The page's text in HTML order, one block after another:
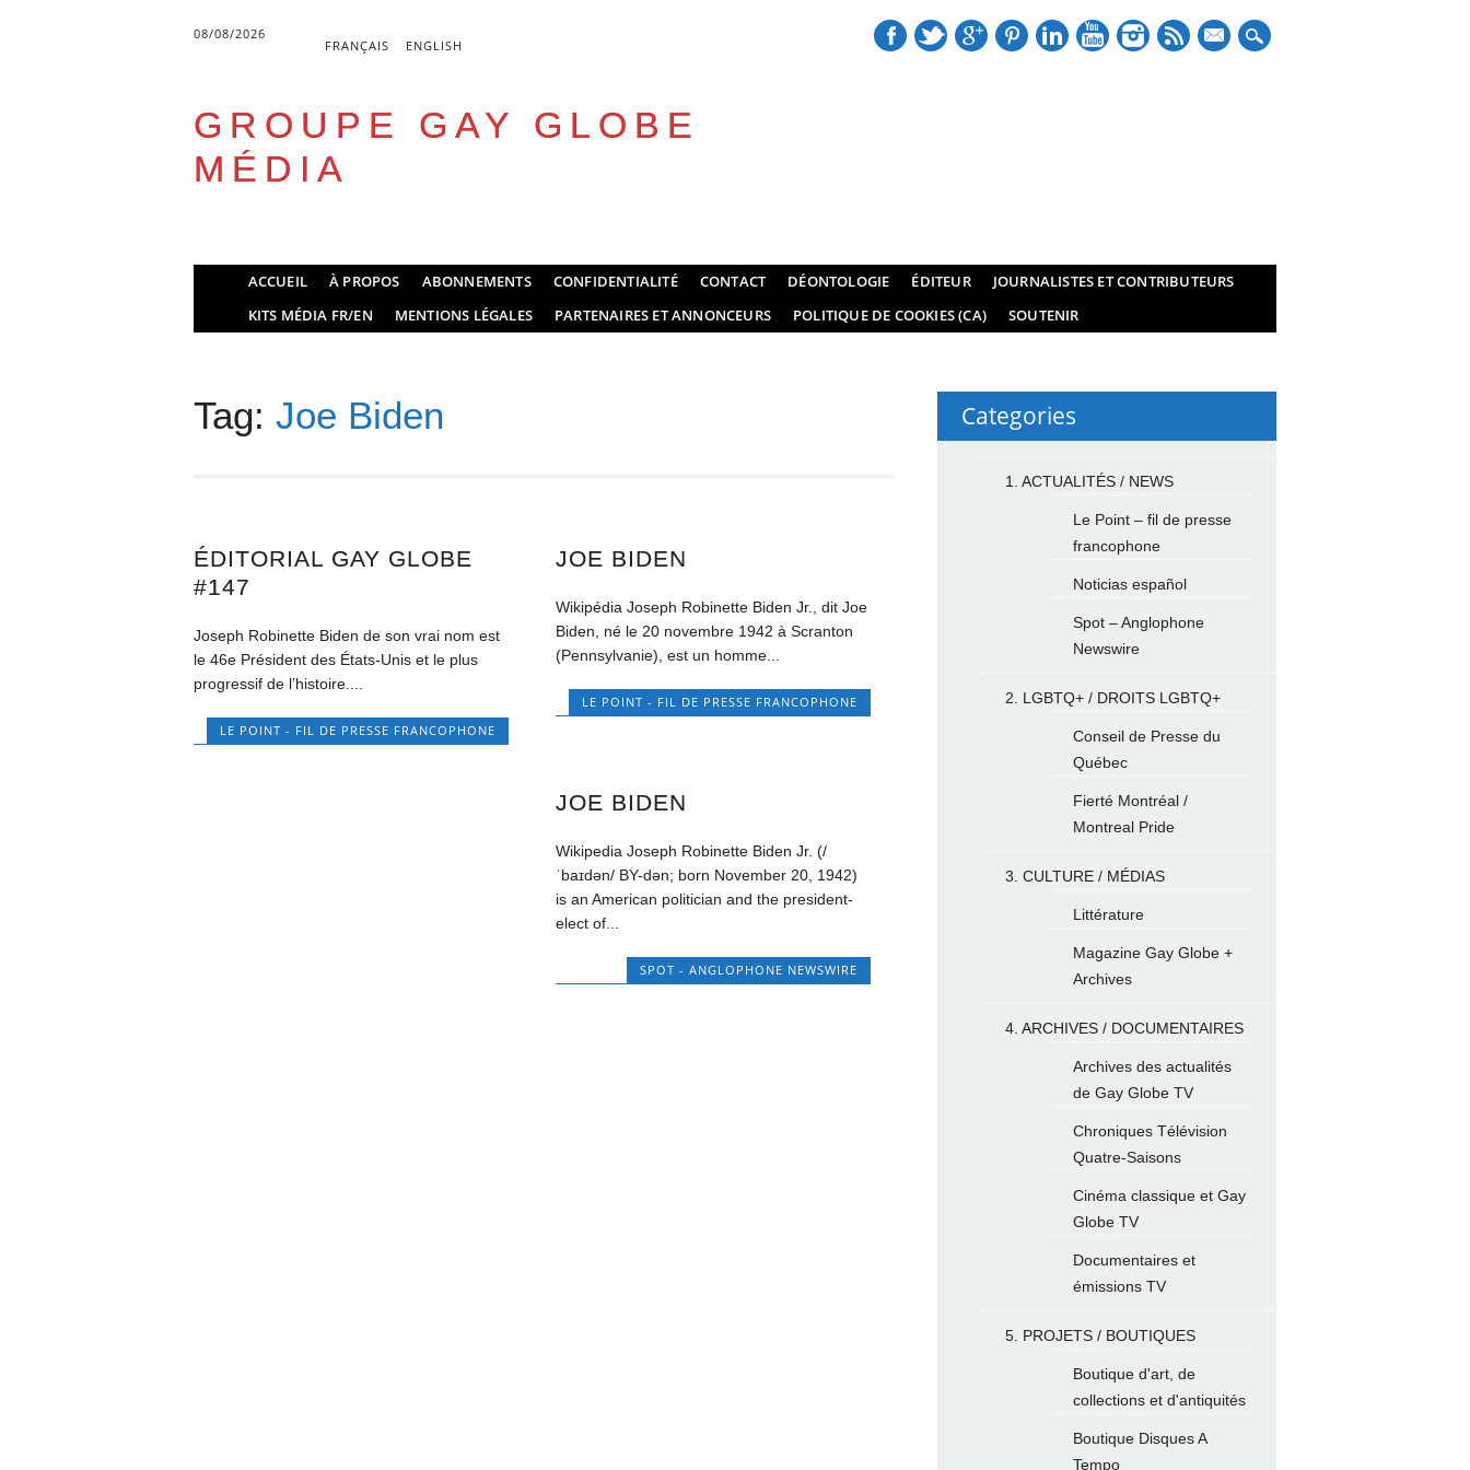
08/08/2026
FRANÇAIS ENGLISH
mail
GROUPE GAY GLOBE
MÉDIA
Main menu
ACCUEIL À PROPOS ABONNEMENTS CONFIDENTIALITÉ CONTACT DÉONTOLOGIE ÉDITEUR
JOURNALISTES ET CONTRIBUTEURS
KITS MÉDIA FR/EN
MENTIONS LÉGALES PARTENAIRES ET ANNONCEURS POLITIQUE DE COOKIES (CA) SOUTENIR
Tag: Joe Biden
ÉDITORIAL GAY GLOBE
#147
Joseph Robinette Biden de son vrai nom est
le 46e Président des États-Unis et le plus
progressif de l’histoire....
LE POINT - FIL DE PRESSE FRANCOPHONE
JOE BIDEN
Wikipédia Joseph Robinette Biden Jr., dit Joe
Biden, né le 20 novembre 1942 à Scranton
(Pennsylvanie), est un homme...
LE POINT - FIL DE PRESSE FRANCOPHONE
JOE BIDEN
Wikipedia Joseph Robinette Biden Jr. (/
ˈbaɪdən/ BY-dən; born November 20, 1942)
is an American politician and the president-
elect of...
SPOT - ANGLOPHONE NEWSWIRE
Categories
1. ACTUALITÉS / NEWS
Le Point – fil de presse
francophone
Noticias español
Spot – Anglophone
Newswire
2. LGBTQ+ / DROITS LGBTQ+
Conseil de Presse du
Québec
Fierté Montréal /
Montreal Pride
3. CULTURE / MÉDIAS
Littérature
Magazine Gay Globe +
Archives
4. ARCHIVES / DOCUMENTAIRES
Archives des actualités
de Gay Globe TV
Chroniques Télévision
Quatre-Saisons
Cinéma classique et Gay
Globe TV
Documentaires et
émissions TV
5. PROJETS / BOUTIQUES
Boutique d'art, de
collections et d'antiquités
Boutique Disques A
Tempo